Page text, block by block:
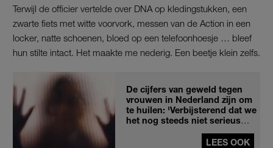
Terwijl de officier vertelde over DNA op kledingstukken, een
zwarte fiets met witte voorvork, messen van de Action in een
locker, natte schoenen, bloed op een telefoonhoesje … bleef
hun stilte intact. Het maakte me nederig. Een beetje klein zelfs.
De cijfers van geweld tegen
vrouwen in Nederland zijn om
te huilen: 'Verbijsterend dat we
het nog steeds niet serieus
LEES OOK